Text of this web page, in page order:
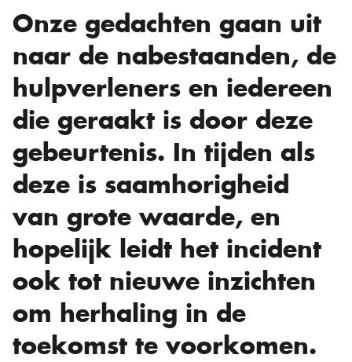
Onze gedachten gaan uit
naar de nabestaanden, de
hulpverleners en iedereen
die geraakt is door deze
gebeurtenis. In tijden als
deze is saamhorigheid
van grote waarde, en
hopelijk leidt het incident
ook tot nieuwe inzichten
om herhaling in de
toekomst te voorkomen.